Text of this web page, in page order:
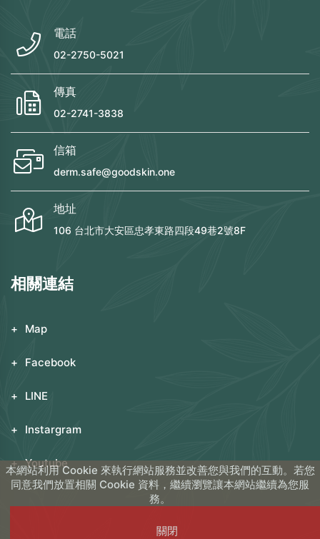
電話
02-2750-5021
傳真
02-2741-3838
信箱
derm.safe@goodskin.one
地址
106 台北市大安區忠孝東路四段49巷2號8F
相關連結
Map
Facebook
LINE
Instargram
Youtube
本網站利用 Cookie 來執行網站服務並改善您與我們的互動。若您
同意我們放置相關 Cookie 資料，繼續瀏覽讓本網站繼續為您服
務。